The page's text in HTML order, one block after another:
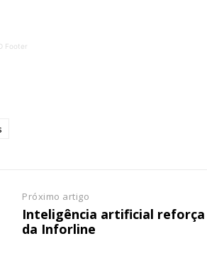
Footer
Próximo artigo
Inteligência artificial
da Inforline